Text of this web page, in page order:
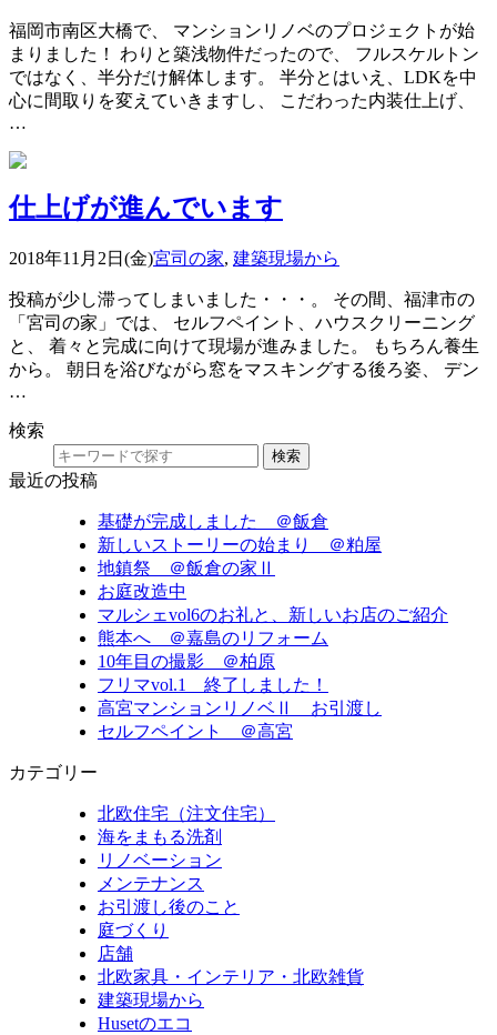
福岡市南区大橋で、 マンションリノベのプロジェクトが始
まりました！ わりと築浅物件だったので、 フルスケルトン
ではなく、半分だけ解体します。 半分とはいえ、LDKを中
心に間取りを変えていきますし、 こだわった内装仕上げ、
…
仕上げが進んでいます
2018年11月2日(金)宮司の家, 建築現場から
投稿が少し滞ってしまいました・・・。 その間、福津市の
「宮司の家」では、 セルフペイント、ハウスクリーニング
と、 着々と完成に向けて現場が進みました。 もちろん養生
から。 朝日を浴びながら窓をマスキングする後ろ姿、 デン
…
検索
検索
最近の投稿
基礎が完成しました ＠飯倉
新しいストーリーの始まり ＠粕屋
地鎮祭 ＠飯倉の家Ⅱ
お庭改造中
マルシェvol6のお礼と、新しいお店のご紹介
熊本へ ＠嘉島のリフォーム
10年目の撮影 ＠柏原
フリマvol.1 終了しました！
高宮マンションリノベⅡ お引渡し
セルフペイント ＠高宮
カテゴリー
北欧住宅（注文住宅）
海をまもる洗剤
リノベーション
メンテナンス
お引渡し後のこと
庭づくり
店舗
北欧家具・インテリア・北欧雑貨
建築現場から
Husetのエコ